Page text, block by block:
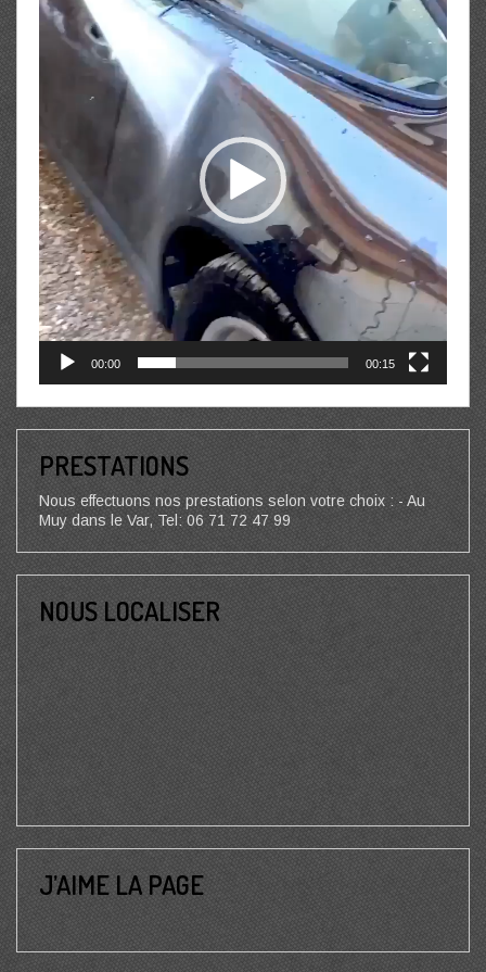
vidéo
00:00 00:15
PRESTATIONS
Nous effectuons nos prestations selon votre choix : - Au
Muy dans le Var, Tel: 06 71 72 47 99
NOUS LOCALISER
J’AIME LA PAGE